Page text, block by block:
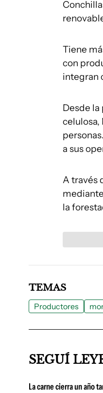
Tiene
con
integran
Desde
celulosa,
a sus
A través
la
TEMAS
Productores
SEGUÍ
La carne cierra un año